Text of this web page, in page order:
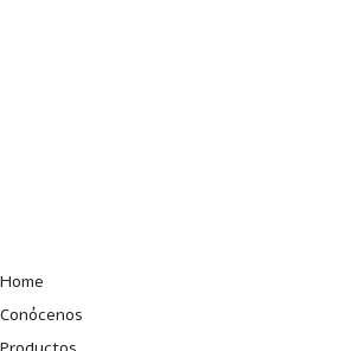
Home
Conócenos